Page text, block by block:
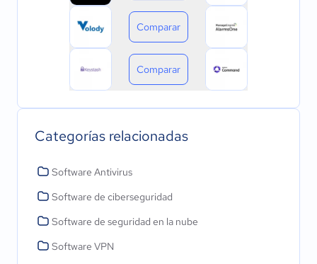
Comparar
Comparar
Categorías relacionadas
Software Antivirus
Software de ciberseguridad
Software de seguridad en la nube
Software VPN